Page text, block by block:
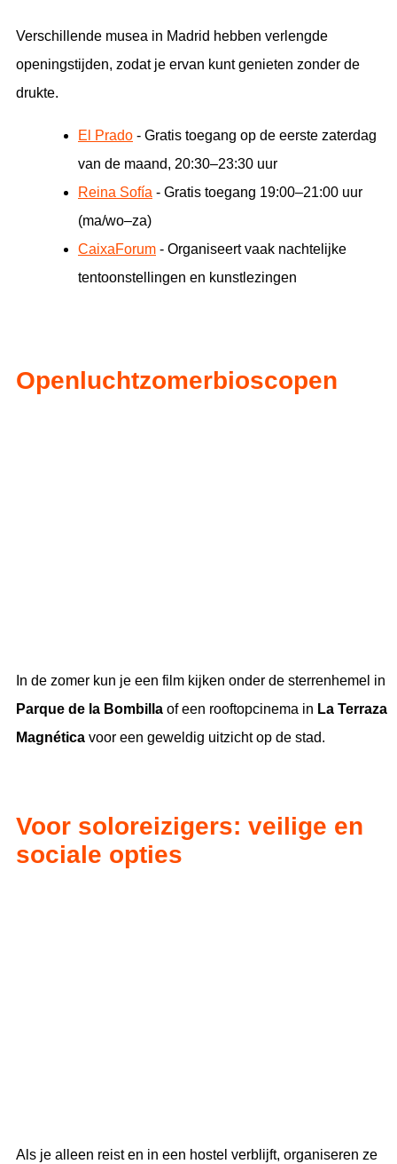
Verschillende musea in Madrid hebben verlengde
openingstijden, zodat je ervan kunt genieten zonder de
drukte.
El Prado - Gratis toegang op de eerste zaterdag
van de maand, 20:30–23:30 uur
Reina Sofía - Gratis toegang 19:00–21:00 uur
(ma/wo–za)
CaixaForum - Organiseert vaak nachtelijke
tentoonstellingen en kunstlezingen
Openluchtzomerbioscopen
In de zomer kun je een film kijken onder de sterrenhemel in
Parque de la Bombilla of een rooftopcinema in La Terraza
Magnética voor een geweldig uitzicht op de stad.
Voor soloreizigers: veilige en
sociale opties
Als je alleen reist en in een hostel verblijft, organiseren ze